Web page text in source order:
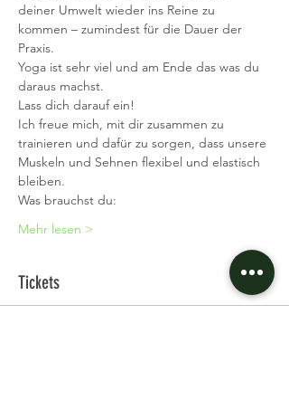
deiner Umwelt wieder ins Reine zu
kommen – zumindest für die Dauer der
Praxis.
Yoga ist sehr viel und am Ende das was du
daraus machst.
Lass dich darauf ein!
Ich freue mich, mit dir zusammen zu
trainieren und dafür zu sorgen, dass unsere
Muskeln und Sehnen flexibel und elastisch
bleiben.
Was brauchst du:
Mehr lesen >
Tickets